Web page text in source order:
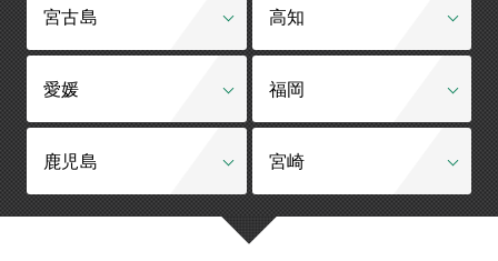
宮古島 高知
愛媛 福岡
鹿児島 宮崎